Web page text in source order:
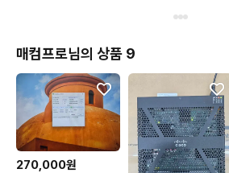
매컴프로님의 상품 9
270,000원